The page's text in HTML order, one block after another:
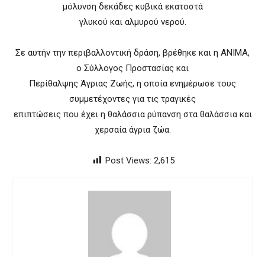
μόλυνση δεκάδες κυβικά εκατοστά
γλυκού και αλμυρού νερού.
Σε αυτήν την περιβαλλοντική δράση, βρέθηκε και η ΑΝΙΜΑ,
ο Σύλλογος Προστασίας και
Περίθαλψης Άγριας Ζωής, η οποία ενημέρωσε τους
συμμετέχοντες για τις τραγικές
επιπτώσεις που έχει η θαλάσσια ρύπανση στα θαλάσσια και
χερσαία άγρια ζώα.
Post Views: 2,615